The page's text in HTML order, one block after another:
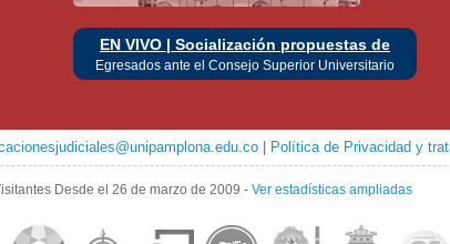
EN VIVO | Socialización propuestas de
Egresados ante el Consejo Superior Universitario
| Política de Privacidad y
Desde el 26 de marzo de 2009 - Ver estadísticas ampliadas